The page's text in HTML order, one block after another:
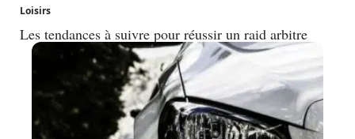
Loisirs
Les tendances à suivre pour réussir un raid arbitre